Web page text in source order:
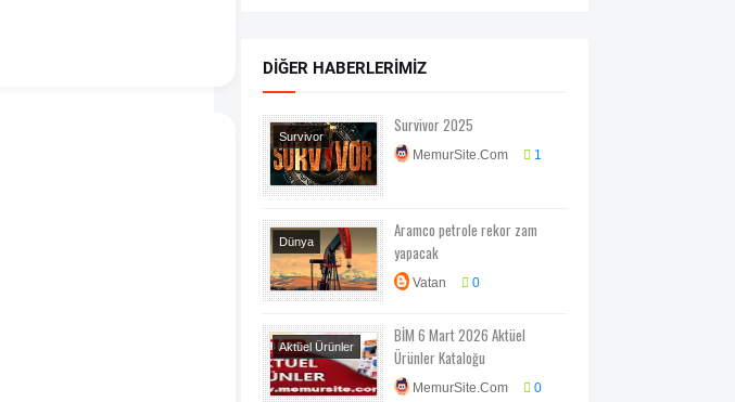
DIĞER HABERLERIMIZ
Survivor
Televizyon
Survivor 2025
MemurSite.Com 1
Dünya
Ekonomi
Otomobil
Aramco petrole rekor zam
yapacak
Vatan 0
Aktüel Ürünler
BİM 6 Mart 2026 Aktüel
Ürünler Kataloğu
MemurSite.Com 0